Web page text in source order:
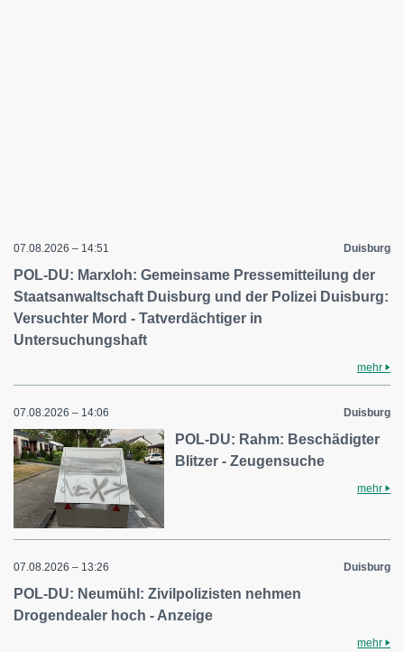
07.08.2026 – 14:51 Duisburg
POL-DU: Marxloh: Gemeinsame Pressemitteilung der
Staatsanwaltschaft Duisburg und der Polizei Duisburg:
Versuchter Mord - Tatverdächtiger in
Untersuchungshaft
mehr
07.08.2026 – 14:06 Duisburg
POL-DU: Rahm: Beschädigter
Blitzer - Zeugensuche
mehr
07.08.2026 – 13:26 Duisburg
POL-DU: Neumühl: Zivilpolizisten nehmen
Drogendealer hoch - Anzeige
mehr